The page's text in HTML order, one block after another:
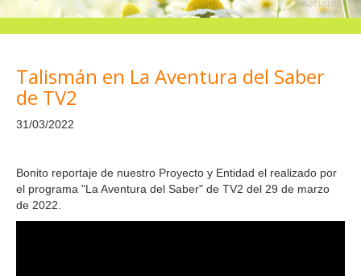
Talismán en La Aventura del Saber
de TV2
31/03/2022
Bonito reportaje de nuestro Proyecto y Entidad el realizado por
el programa "La Aventura del Saber" de TV2 del 29 de marzo
de 2022.